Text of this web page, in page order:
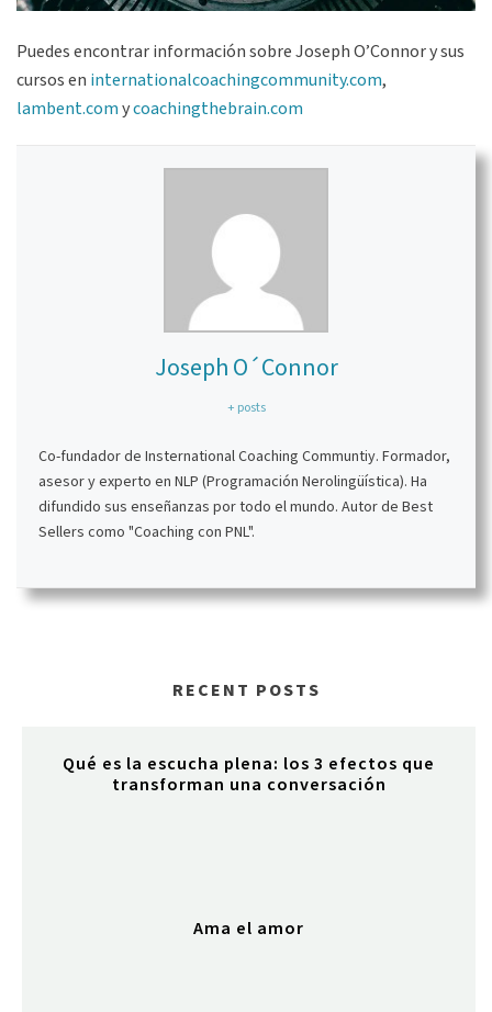
Puedes encontrar información sobre Joseph O’Connor y sus
cursos en internationalcoachingcommunity.com,
lambent.comycoachingthebrain.com
Joseph O´Connor
+ posts
Co-fundador de Insternational Coaching Communtiy. Formador,
asesor y experto en NLP (Programación Nerolingüística). Ha
difundido sus enseñanzas por todo el mundo. Autor de Best
Sellers como "Coaching con PNL".
RECENT POSTS
Qué es la escucha plena: los 3 efectos que
transforman una conversación
Ama el amor